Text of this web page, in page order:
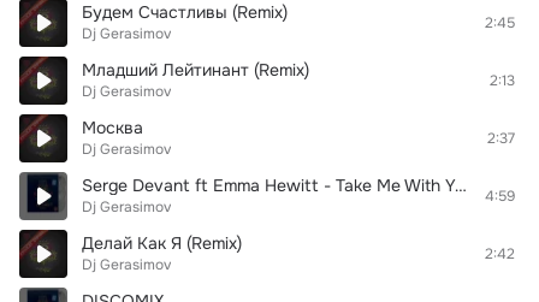
Будем Счастливы (Remix)
Dj Gerasimov
2:45
Младший Лейтинант (Remix)
Dj Gerasimov
2:13
Москва
Dj Gerasimov
2:37
Serge Devant ft Emma Hewitt - Take Me With You
Dj Gerasimov
4:59
Делай Как Я (Remix)
Dj Gerasimov
2:42